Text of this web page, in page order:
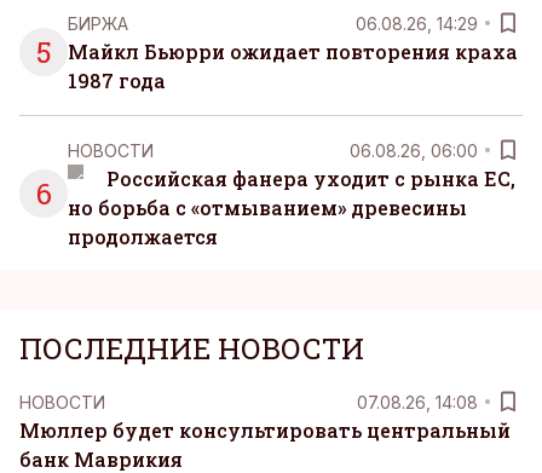
5
БИРЖА 06.08.26, 14:29
Майкл Бьюрри ожидает повторения краха
1987 года
6
НОВОСТИ 06.08.26, 06:00
Российская фанера уходит с рынка ЕС,
но борьба с «отмыванием» древесины
продолжается
ПОСЛЕДНИЕ НОВОСТИ
НОВОСТИ 07.08.26, 14:08
Мюллер будет консультировать центральный
банк Маврикия